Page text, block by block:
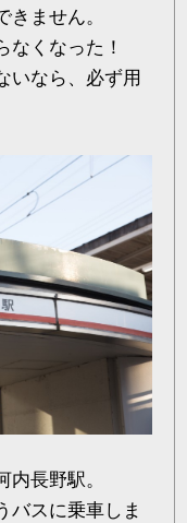
ません。
なくなった！
いなら、必ず用
長野駅。
バスに乗車しま